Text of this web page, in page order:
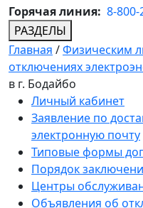
Горячая линия: 8-800-
РАЗДЕЛЫ
Главная /Физическим
отключениях
в г. Бодайбо
Личный кабинет
Заявление по
электронную почту
Типовые формы
Порядок
Центры
Объявления об